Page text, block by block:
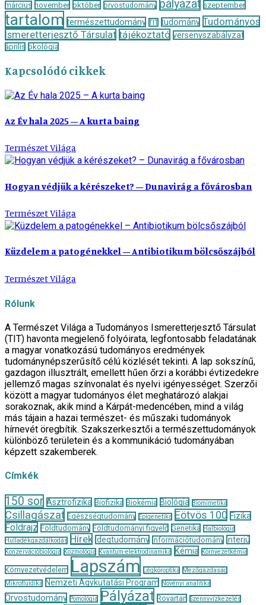
március november október orvostudomány pályázat szeptember
tartalom természettudomány TIT tudomány Tudományos
Ismeretterjesztő Társulat tájékoztató versenyszabályzat
április ökológia
Kapcsolódó cikkek
Az Év hala 2025 – A kurta baing
Természet Világa
Hogyan védjük a kérészeket? – Dunavirág a fővárosban
Természet Világa
Küzdelem a patogénekkel – Antibiotikum bölcsőszájból
Természet Világa
Rólunk
A Természet Világa a Tudományos Ismeretterjesztő Társulat
(TIT) havonta megjelenő folyóirata, legfontosabb feladatának
a magyar vonatkozású tudományos eredmények
tudománynépszerűsítő célú közlését tekinti. A lap sokszínű,
gazdagon illusztrált, emellett hűen őrzi a korábbi évtizedekre
jellemző magas színvonalat és nyelvi igényességet. Szerzői
között a magyar tudományos élet meghatározó alakjai
sorakoznak, akik mind a Kárpát-medencében, mind a világ
más tájain a hazai természet- és műszaki tudományok
hírnevét öregbítik. Szakszerkesztői a természettudományok
különböző területein és a kommunikáció tudományában
képzett szakemberek.
Címkék
150 sor Asztrofizika Biofizika Biokémia Biológia Biomimetika
Csillagászat Egészségtudomány Epigenetika Eötvös 100 Fizika
Földrajz Földtudomány Földtudományi figyelő Genetika
Halbiológia
Hulladékgazdálkodás
Hírek Idegtudomány Információtudomány Interjú
Konzervációbiológia Kozmológia Kvantum-elektrodinamika Kémia Környezetkémia
Környezetvédelem Lapszám Légköroptika
Mezőgazdaság
Mikrofluidika
Nemzeti Agykutatási Program Növényi analitika
Orvostudomány Pomológia Pályázat Rovartan Szennyvízkezelés